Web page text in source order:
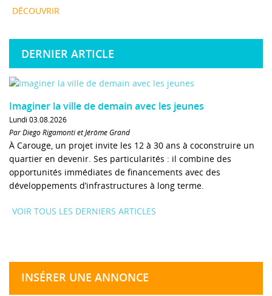
DÉCOUVRIR
DERNIER ARTICLE
Imaginer la ville de demain avec les jeunes
Lundi 03.08.2026
Par Diego Rigamonti et Jérôme Grand
À Carouge, un projet invite les 12 à 30 ans à coconstruire un
quartier en devenir. Ses particularités : il combine des
opportunités immédiates de financements avec des
développements d’infrastructures à long terme.
VOIR TOUS LES DERNIERS ARTICLES
INSÉRER UNE ANNONCE